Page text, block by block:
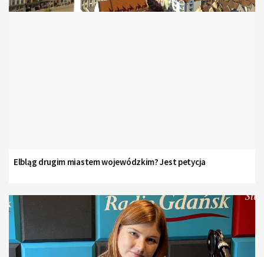
Elbląg drugim miastem wojewódzkim? Jest petycja